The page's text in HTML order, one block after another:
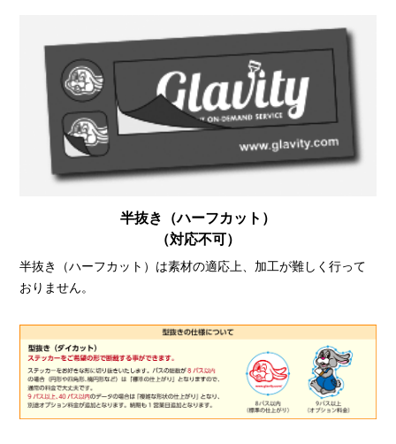
半抜き（ハーフカット）
（対応不可）
半抜き（ハーフカット）は素材の適応上、加工が難しく行って
おりません。